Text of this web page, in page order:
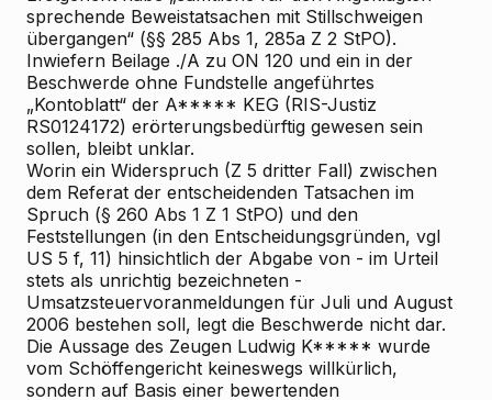
sprechende Beweistatsachen mit Stillschweigen
übergangen“ (§§ 285 Abs 1, 285a Z 2 StPO).
Inwiefern Beilage ./A zu ON 120 und ein in der
Beschwerde ohne Fundstelle angeführtes
„Kontoblatt“ der A***** KEG (RIS-Justiz
RS0124172) erörterungsbedürftig gewesen sein
sollen, bleibt unklar.
Worin ein Widerspruch (Z 5 dritter Fall) zwischen
dem Referat der entscheidenden Tatsachen im
Spruch (§ 260 Abs 1 Z 1 StPO) und den
Feststellungen (in den Entscheidungsgründen, vgl
US 5 f, 11) hinsichtlich der Abgabe von - im Urteil
stets als unrichtig bezeichneten -
Umsatzsteuervoranmeldungen für Juli und August
2006 bestehen soll, legt die Beschwerde nicht dar.
Die Aussage des Zeugen Ludwig K***** wurde
vom Schöffengericht keineswegs willkürlich,
sondern auf Basis einer bewertenden